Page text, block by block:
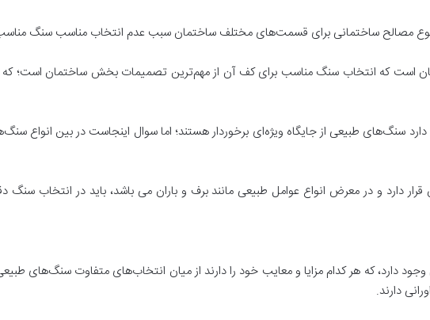
مصالح ساختمانی برای قسمت‌های مختلف ساختمان سبب عدم انتخاب مناسب سنگ
که انتخاب سنگ مناسب برای کف آن از مهم‌ترین تصمیمات بخش ساختمان است؛ که با
سنگ‌های طبیعی از جایگاه ویژه‌ای برخوردار هستند؛ اما سوال اینجاست در بین انواع
دارد و در معرض انواع عوامل طبیعی مانند برف و باران می باشد، باید در انتخاب
دارد، که هر کدام مزایا و معایب خود را دارند از میان انتخاب‌های متفاوت سنگ‌های
دارند.